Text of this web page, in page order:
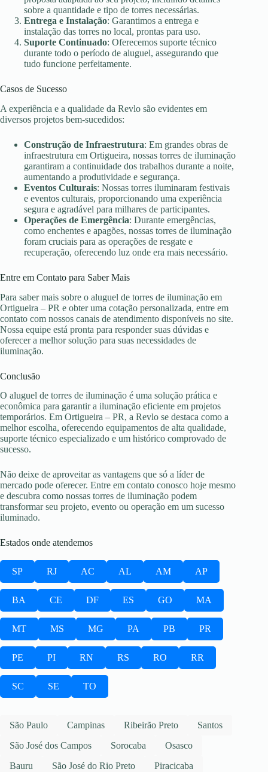
sobre a quantidade e tipo de torres necessárias.
Entrega e Instalação: Garantimos a entrega e
instalação das torres no local, prontas para uso.
Suporte Continuado: Oferecemos suporte técnico
durante todo o período de aluguel, assegurando que
tudo funcione perfeitamente.
Casos de Sucesso
A experiência e a qualidade da Revlo são evidentes em
diversos projetos bem-sucedidos:
Construção de Infraestrutura: Em grandes obras de
infraestrutura em Ortigueira, nossas torres de iluminação
garantiram a continuidade dos trabalhos durante a noite,
aumentando a produtividade e segurança.
Eventos Culturais: Nossas torres iluminaram festivais
e eventos culturais, proporcionando uma experiência
segura e agradável para milhares de participantes.
Operações de Emergência: Durante emergências,
como enchentes e apagões, nossas torres de iluminação
foram cruciais para as operações de resgate e
recuperação, oferecendo luz onde era mais necessário.
Entre em Contato para Saber Mais
Para saber mais sobre o aluguel de torres de iluminação em
Ortigueira – PR e obter uma cotação personalizada, entre em
contato com nossos canais de atendimento disponíveis no site.
Nossa equipe está pronta para responder suas dúvidas e
oferecer a melhor solução para suas necessidades de
iluminação.
Conclusão
O aluguel de torres de iluminação é uma solução prática e
econômica para garantir a iluminação eficiente em projetos
temporários. Em Ortigueira – PR, a Revlo se destaca como a
melhor escolha, oferecendo equipamentos de alta qualidade,
suporte técnico especializado e um histórico comprovado de
sucesso.
Não deixe de aproveitar as vantagens que só a líder de
mercado pode oferecer. Entre em contato conosco hoje mesmo
e descubra como nossas torres de iluminação podem
transformar seu projeto, evento ou operação em um sucesso
iluminado.
Estados onde atendemos
SP RJ AC AL AM AP
BA CE DF ES GO MA
MT MS MG PA PB PR
PE PI RN RS RO RR
SC SE TO
São Paulo Campinas Ribeirão Preto
Santos
São José dos Campos
Sorocaba
Osasco
Bauru
São José do Rio Preto
Piracicaba